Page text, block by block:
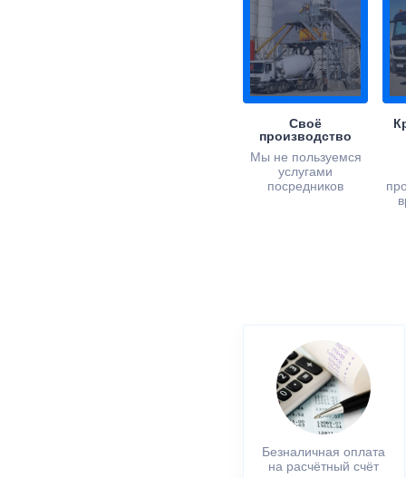
Своё
производство
Мы не пользуемся
услугами
посредников
Безналичная оплата
на расчётный счёт